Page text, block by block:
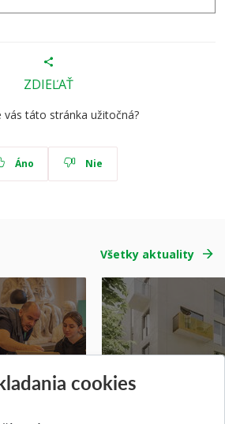
ZDIEĽAŤ
vás táto stránka užitočná?
Áno Nie
Všetky aktuality
Pridané 03.07.2026
cookies